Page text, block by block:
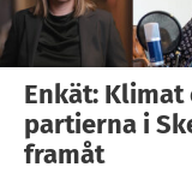
Enkät:
partierna i
framåt